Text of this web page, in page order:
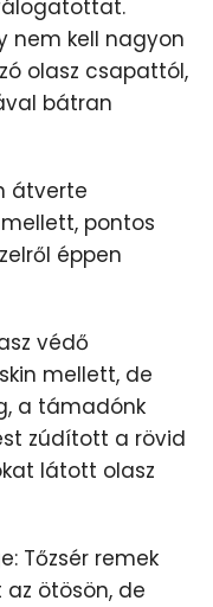
nem kell nagyon
olasz csapattól,
bátran
átverte
pontos
éppen
védő
mellett, de
a támadónk
zúdított a rövid
látott olasz
Tőzsér remek
ötösön, de